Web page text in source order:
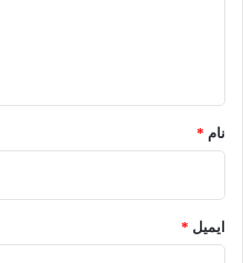
نام *
ایمیل *